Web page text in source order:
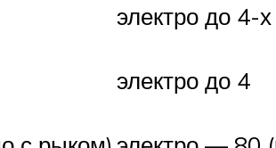
электро до 4-х
электро до 4